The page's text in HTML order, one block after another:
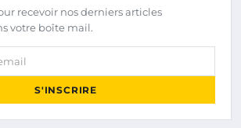
recevoir nos derniers articles
votre boîte mail.
S'INSCRIRE